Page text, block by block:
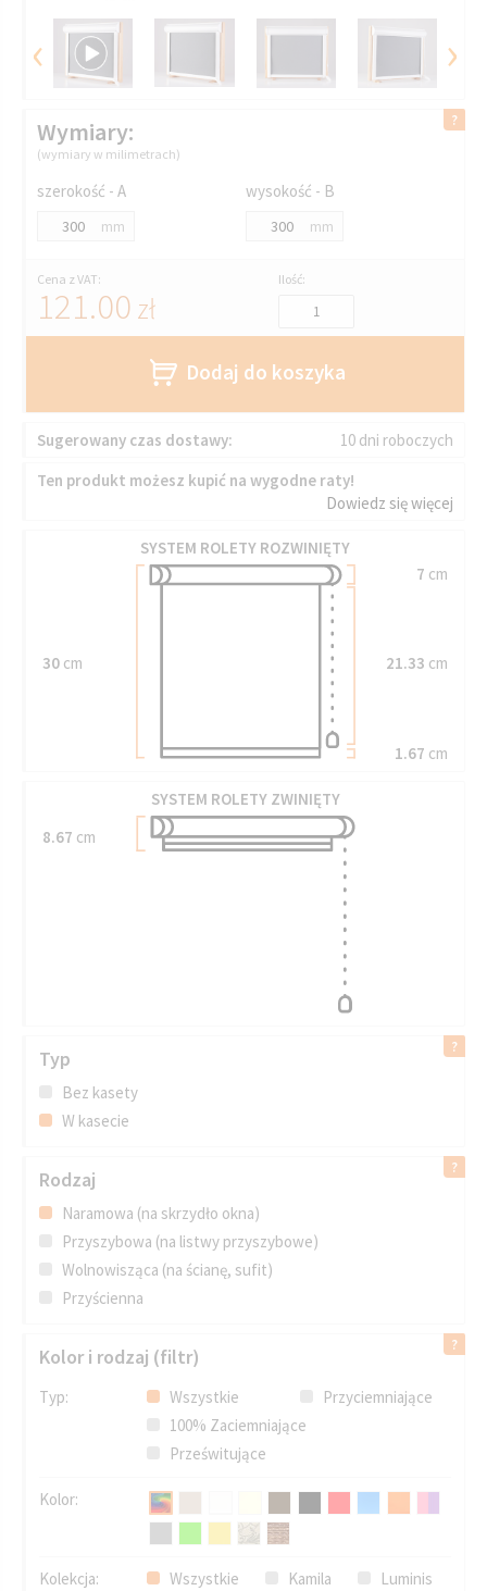
‹ ›
Wymiary:
(wymiary w milimetrach)
szerokość - A
mm
wysokość - B
mm
Cena z VAT:
121.00 zł
Ilość:
Dodaj do koszyka
Sugerowany czas dostawy:
10 dni roboczych
Ten produkt możesz kupić na wygodne raty!
Dowiedz się więcej
SYSTEM ROLETY ROZWINIĘTY
30 cm
7 cm
21.33 cm
1.67 cm
SYSTEM ROLETY ZWINIĘTY
8.67 cm
Typ
Bez kasety
W kasecie
Rodzaj
Naramowa (na skrzydło okna)
Przyszybowa (na listwy przyszybowe)
Wolnowisząca (na ścianę, sufit)
Przyścienna
Kolor i rodzaj (filtr)
Typ: Wszystkie
Przyciemniające
100% Zaciemniające
Prześwitujące
Kolor:
Kolekcja: Wszystkie Kamila
Luminis